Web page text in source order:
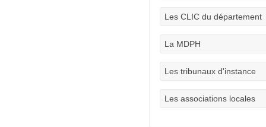
Les CLIC du département
La MDPH
Les tribunaux d'instance
Les associations locales